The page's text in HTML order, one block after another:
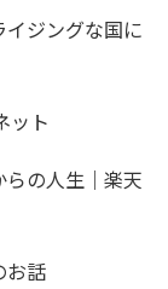
ジングな国に
ット
の人生｜楽天
お話